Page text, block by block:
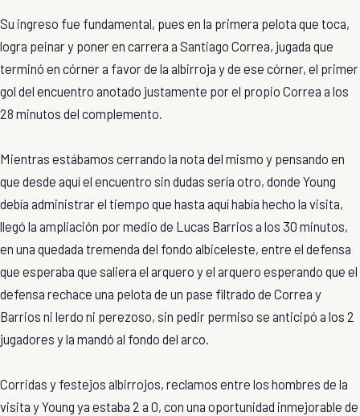
Su ingreso fue fundamental, pues en la primera pelota que toca,
logra peinar y poner en carrera a Santiago Correa, jugada que
terminó en córner a favor de la albirroja y de ese córner, el primer
gol del encuentro anotado justamente por el propio Correa a los
28 minutos del complemento.
Mientras estábamos cerrando la nota del mismo y pensando en
que desde aquí el encuentro sin dudas sería otro, donde Young
debía administrar el tiempo que hasta aquí había hecho la visita,
llegó la ampliación por medio de Lucas Barrios a los 30 minutos,
en una quedada tremenda del fondo albiceleste, entre el defensa
que esperaba que saliera el arquero y el arquero esperando que el
defensa rechace una pelota de un pase filtrado de Correa y
Barrios ni lerdo ni perezoso, sin pedir permiso se anticipó a los 2
jugadores y la mandó al fondo del arco.
Corridas y festejos albirrojos, reclamos entre los hombres de la
visita y Young ya estaba 2 a 0, con una oportunidad inmejorable de